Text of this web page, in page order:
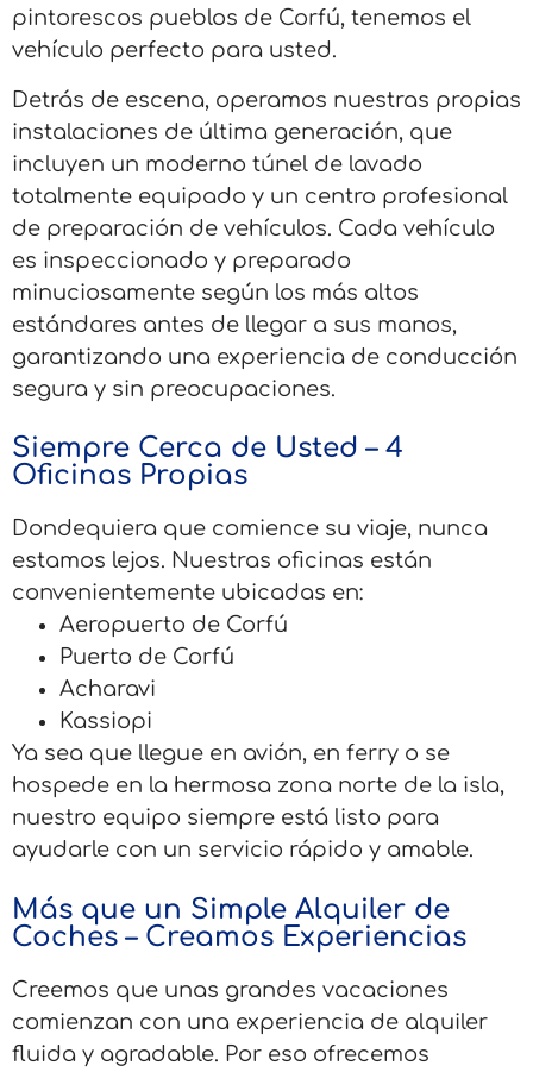
pintorescos pueblos de Corfú, tenemos el
vehículo perfecto para usted.
Detrás de escena, operamos nuestras propias
instalaciones de última generación, que
incluyen un moderno túnel de lavado
totalmente equipado y un centro profesional
de preparación de vehículos. Cada vehículo
es inspeccionado y preparado
minuciosamente según los más altos
estándares antes de llegar a sus manos,
garantizando una experiencia de conducción
segura y sin preocupaciones.
Siempre Cerca de Usted – 4
Oficinas Propias
Dondequiera que comience su viaje, nunca
estamos lejos. Nuestras oficinas están
convenientemente ubicadas en:
Aeropuerto de Corfú
Puerto de Corfú
Acharavi
Kassiopi
Ya sea que llegue en avión, en ferry o se
hospede en la hermosa zona norte de la isla,
nuestro equipo siempre está listo para
ayudarle con un servicio rápido y amable.
Más que un Simple Alquiler de
Coches – Creamos Experiencias
Creemos que unas grandes vacaciones
comienzan con una experiencia de alquiler
fluida y agradable. Por eso ofrecemos